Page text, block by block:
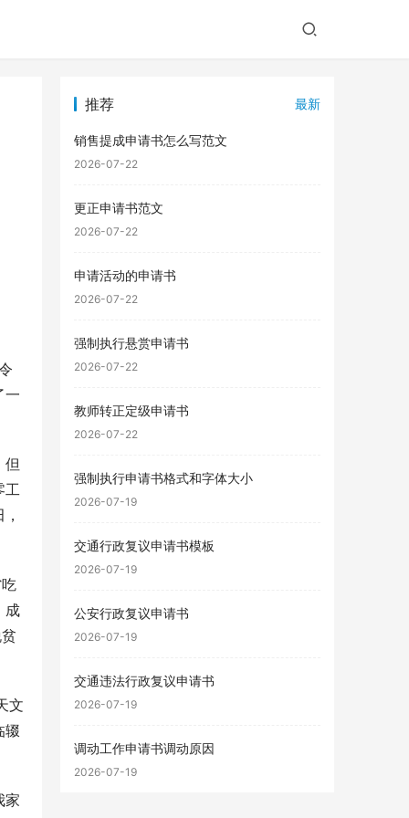
一
但
工
成
文
辍
家
推荐 最新
销售提成申请书怎么写范文
2026-07-22
更正申请书范文
2026-07-22
申请活动的申请书
2026-07-22
强制执行悬赏申请书
2026-07-22
教师转正定级申请书
2026-07-22
强制执行申请书格式和字体大小
2026-07-19
交通行政复议申请书模板
2026-07-19
公安行政复议申请书
2026-07-19
交通违法行政复议申请书
2026-07-19
调动工作申请书调动原因
2026-07-19